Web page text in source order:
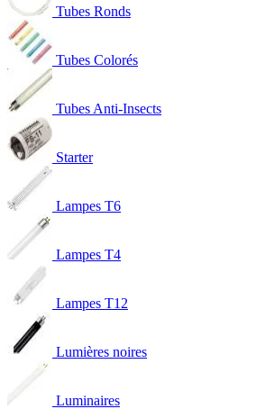
Tubes Ronds
Tubes Colorés
Tubes Anti-Insects
Starter
Lampes T6
Lampes T4
Lampes T12
Lumières noires
Luminaires